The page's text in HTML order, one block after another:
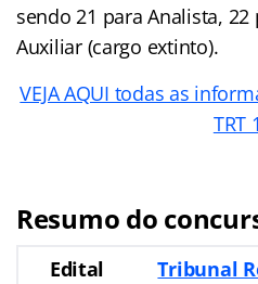
sendo 21 para Analista, 22
Auxiliar (cargo extinto).
VEJA AQUI todas as
TRT
Resumo do
Edital
Tribunal